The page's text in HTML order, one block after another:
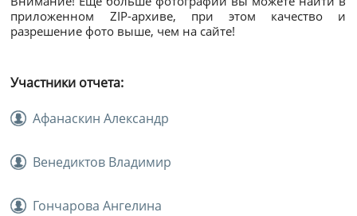
приложенном ZIP-архиве, при этом качество и
разрешение фото выше, чем на сайте!
Участники отчета:
Афанаскин Александр
Венедиктов Владимир
Гончарова Ангелина